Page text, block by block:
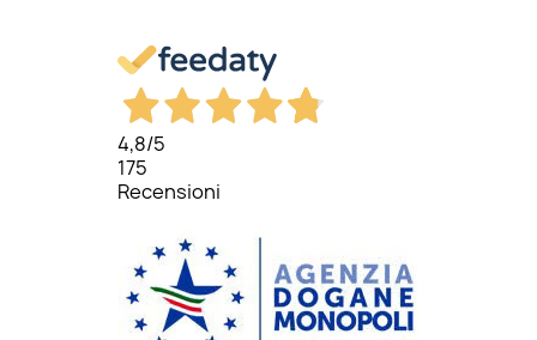
4,8/5
175
Recensioni